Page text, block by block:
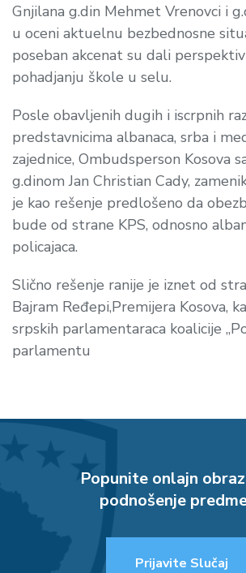
Gnjilana g.din Mehmet Vrenovci i
u oceni aktuelnu bezbednosne
poseban akcenat su dali
pohadjanju škole u selu.
Posle obavljenih dugih i iscrpnih
predstavnicima albanaca, srba i
zajednice, Ombudsperson Kosova
g.dinom Jan Christian Cady,
je kao rešenje predlošeno da
bude od strane KPS, odnosno
policajaca.
Slično rešenje ranije je iznet od
Bajram Ređepi,Premijera Kosova,
srpskih parlamentaraca koalicije
parlamentu
Popunite onlajn
podnošenje
Prijavite Slučaj